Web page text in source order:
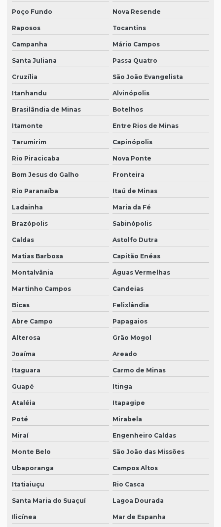
Poço Fundo Nova Resende
Raposos Tocantins
Campanha Mário Campos
Santa Juliana Passa Quatro
Cruzília São João Evangelista
Itanhandu Alvinópolis
Brasilândia de Minas Botelhos
Itamonte Entre Rios de Minas
Tarumirim Capinópolis
Rio Piracicaba Nova Ponte
Bom Jesus do Galho Fronteira
Rio Paranaíba Itaú de Minas
Ladainha Maria da Fé
Brazópolis Sabinópolis
Caldas Astolfo Dutra
Matias Barbosa Capitão Enéas
Montalvânia Águas Vermelhas
Martinho Campos Candeias
Bicas Felixlândia
Abre Campo Papagaios
Alterosa Grão Mogol
Joaíma Areado
Itaguara Carmo de Minas
Guapé Itinga
Ataléia Itapagipe
Poté Mirabela
Miraí Engenheiro Caldas
Monte Belo São João das Missões
Ubaporanga Campos Altos
Itatiaiuçu Rio Casca
Santa Maria do Suaçuí Lagoa Dourada
Ilicínea Mar de Espanha